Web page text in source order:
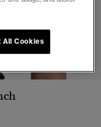
5 6
All Cookies